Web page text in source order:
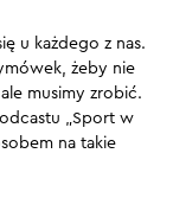
u każdego z nas.
żeby nie
musimy zrobić.
„Sport w
na takie